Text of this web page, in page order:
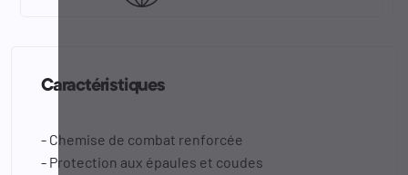
Caractéristiques
- Chemise de combat renforcée
- Protection aux épaules et coudes